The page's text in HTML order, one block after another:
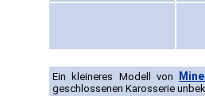
Ein kleineres Modell von
geschlossenen Karosserie